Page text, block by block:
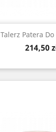
Talerz Patera Do
Cena
214,50